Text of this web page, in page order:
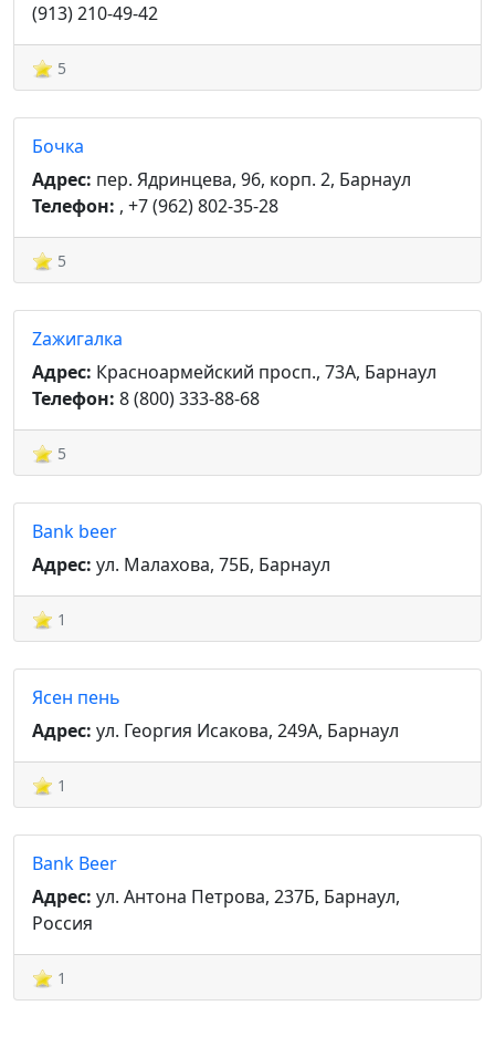
(913) 210-49-42
5
Бочка
Адрес: пер. Ядринцева, 96, корп. 2, Барнаул
Телефон: , +7 (962) 802-35-28
5
Zажигалка
Адрес: Красноармейский просп., 73А, Барнаул
Телефон: 8 (800) 333-88-68
5
Bank beer
Адрес: ул. Малахова, 75Б, Барнаул
1
Ясен пень
Адрес: ул. Георгия Исакова, 249А, Барнаул
1
Bank Beer
Адрес: ул. Антона Петрова, 237Б, Барнаул,
Россия
1